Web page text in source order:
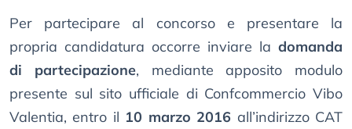
Per partecipare al concorso e presentare la
propria candidatura occorre inviare la domanda
di partecipazione, mediante apposito modulo
presente sul sito ufficiale di Confcommercio Vibo
Valentia, entro il 10 marzo 2016 all’indirizzo CAT